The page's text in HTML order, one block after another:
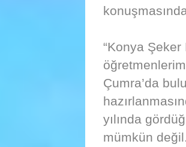
“Konya Şeker
Çumra’da
yılında
mümkün